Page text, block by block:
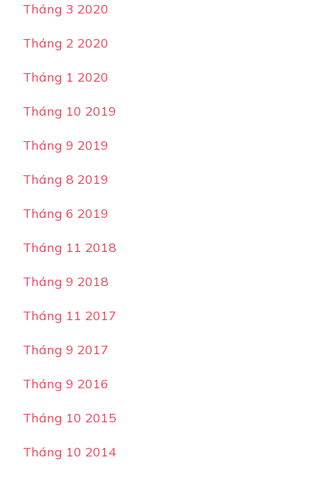
Tháng 3 2020
Tháng 2 2020
Tháng 1 2020
Tháng 10 2019
Tháng 9 2019
Tháng 8 2019
Tháng 6 2019
Tháng 11 2018
Tháng 9 2018
Tháng 11 2017
Tháng 9 2017
Tháng 9 2016
Tháng 10 2015
Tháng 10 2014